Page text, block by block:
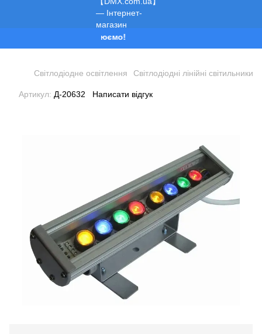
Ми працюємо!
Світлодіодне освітлення Світлодіодні лінійні світильники
Артикул: Д-20632 Написати відгук